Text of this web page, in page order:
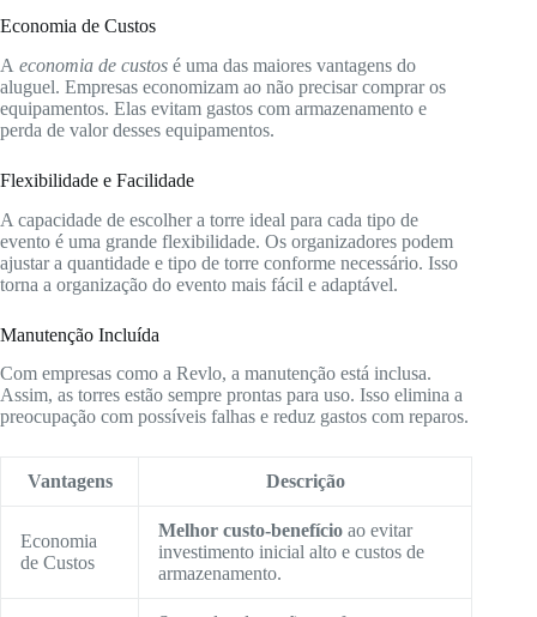
Economia de Custos
A economia de custos é uma das maiores vantagens do
aluguel. Empresas economizam ao não precisar comprar os
equipamentos. Elas evitam gastos com armazenamento e
perda de valor desses equipamentos.
Flexibilidade e Facilidade
A capacidade de escolher a torre ideal para cada tipo de
evento é uma grande flexibilidade. Os organizadores podem
ajustar a quantidade e tipo de torre conforme necessário. Isso
torna a organização do evento mais fácil e adaptável.
Manutenção Incluída
Com empresas como a Revlo, a manutenção está inclusa.
Assim, as torres estão sempre prontas para uso. Isso elimina a
preocupação com possíveis falhas e reduz gastos com reparos.
Vantagens Descrição
Economia
de Custos
Melhor custo-benefício ao evitar
investimento inicial alto e custos de
armazenamento.